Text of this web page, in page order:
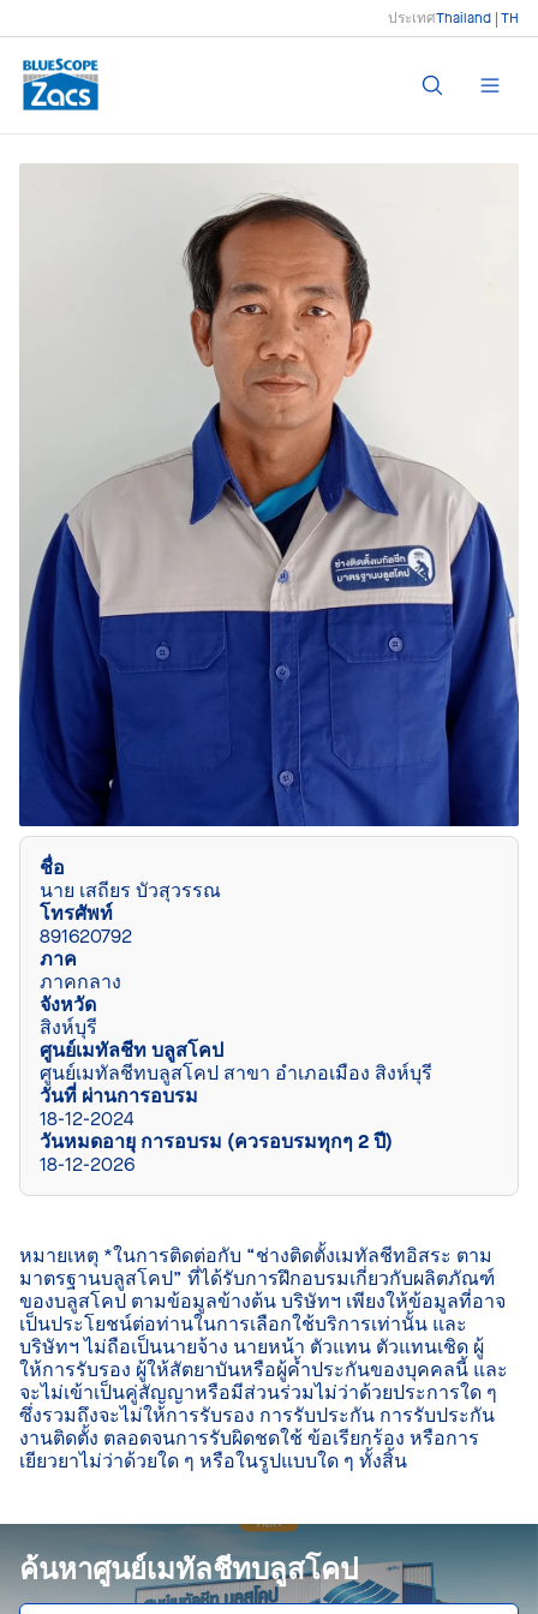
ประเทศThailand | TH
ชื่อ
นาย เสถียร บัวสุวรรณ
โทรศัพท์
891620792
ภาค
ภาคกลาง
จังหวัด
สิงห์บุรี
ศูนย์เมทัลชีท บลูสโคป
ศูนย์เมทัลชีทบลูสโคป สาขา อำเภอเมือง สิงห์บุรี
วันที่ ผ่านการอบรม
18-12-2024
วันหมดอายุ การอบรม (ควรอบรมทุกๆ 2 ปี)
18-12-2026
หมายเหตุ *ในการติดต่อกับ “ช่างติดตั้งเมทัลชีทอิสระ ตาม
มาตรฐานบลูสโคป” ที่ได้รับการฝึกอบรมเกี่ยวกับผลิตภัณฑ์
ของบลูสโคป ตามข้อมูลข้างต้น บริษัทฯ เพียงให้ข้อมูลที่อาจ
เป็นประโยชน์ต่อท่านในการเลือกใช้บริการเท่านั้น และ
บริษัทฯ ไม่ถือเป็นนายจ้าง นายหน้า ตัวแทน ตัวแทนเชิด ผู้
ให้การรับรอง ผู้ให้สัตยาบันหรือผู้ค้ำประกันของบุคคลนี้ และ
จะไม่เข้าเป็นคู่สัญญาหรือมีส่วนร่วมไม่ว่าด้วยประการใด ๆ
ซึ่งรวมถึงจะไม่ให้การรับรอง การรับประกัน การรับประกัน
งานติดตั้ง ตลอดจนการรับผิดชดใช้ ข้อเรียกร้อง หรือการ
เยียวยาไม่ว่าด้วยใด ๆ หรือในรูปแบบใด ๆ ทั้งสิ้น
ค้นหาศูนย์เมทัลชีทบลูสโคป